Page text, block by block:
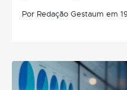
Por Redação Gestaum em